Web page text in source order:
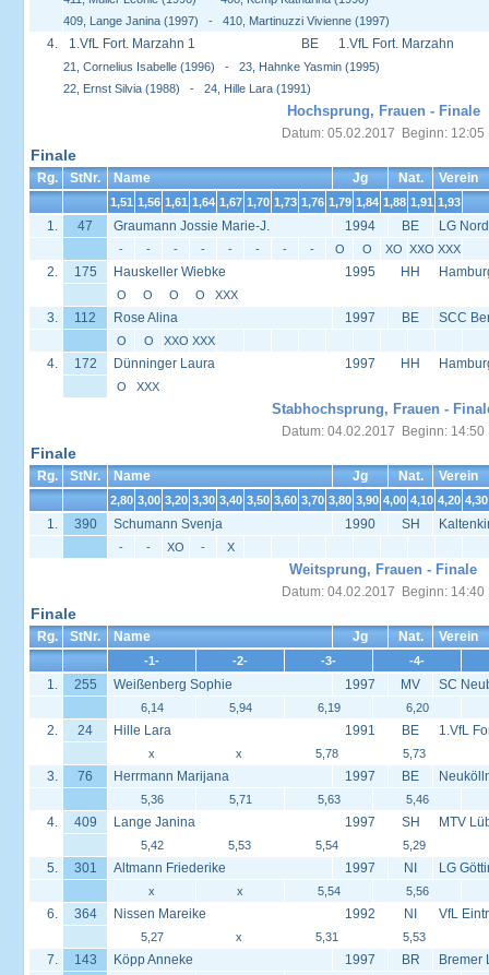
409, Lange Janina (1997) - 410, Martinuzzi Vivienne (1997)
4. 1.VfL Fort. Marzahn 1 BE 1.VfL Fort. Marzahn
21, Cornelius Isabelle (1996) - 23, Hahnke Yasmin (1995)
22, Ernst Silvia (1988) - 24, Hille Lara (1991)
Hochsprung, Frauen - Finale
Datum: 05.02.2017 Beginn: 12:05
Finale
Rg. StNr. Name Jg Nat. Verein
1,51 1,56 1,61 1,64 1,67 1,70 1,73 1,76 1,79 1,84 1,88 1,91 1,93
1. 47 Graumann Jossie Marie-J. 1994 BE LG
- - - - - - - - O O XO XXO XXX
2. 175 Hauskeller Wiebke 1995 HH
O O O O XXX
3. 112 Rose Alina 1997 BE SCC
O O XXO XXX
4. 172 Dünninger Laura 1997 HH
O XXX
Stabhochsprung, Frauen -
Datum: 04.02.2017 Beginn: 14:50
Finale
Rg. StNr. Name Jg Nat. Verein
2,80 3,00 3,20 3,30 3,40 3,50 3,60 3,70 3,80 3,90 4,00 4,10 4,20 4,30
1. 390 Schumann Svenja 1990 SH
- - XO - X
Weitsprung, Frauen - Finale
Datum: 04.02.2017 Beginn: 14:40
Finale
Rg. StNr. Name Jg Nat. Verein
-1- -2- -3- -4-
1. 255 Weißenberg Sophie 1997 MV SC
6,14 5,94 6,19 6,20
2. 24 Hille Lara 1991 BE 1.VfL
x x 5,78 5,73
3. 76 Herrmann Marijana 1997 BE
5,36 5,71 5,63 5,46
4. 409 Lange Janina 1997 SH MTV
5,42 5,53 5,54 5,29
5. 301 Altmann Friederike 1997 NI LG
x x 5,54 5,56
6. 364 Nissen Mareike 1992 NI VfL
5,27 x 5,31 5,53
7. 143 Köpp Anneke 1997 BR Bremer